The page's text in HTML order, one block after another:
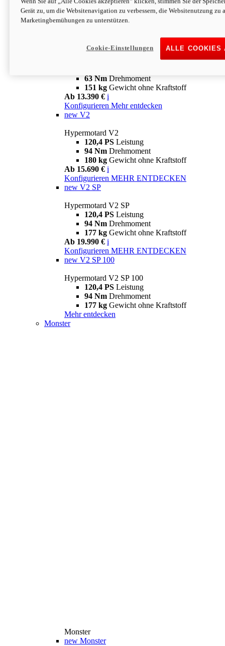
63 NmDrehmoment
151 kgGewicht ohne Kraftstoff
Ab 13.890 € i
63 Nm Drehmoment
151 kg Gewicht ohne Kraftstoff
Ab 13.390 € i
Konfigurieren Mehr entdecken
new V2
Hypermotard V2
120,4 PS Leistung
94 Nm Drehmoment
180 kg Gewicht ohne Kraftstoff
Ab 15.690 € i
Konfigurieren MEHR ENTDECKEN
new V2 SP
Hypermotard V2 SP
120,4 PS Leistung
94 Nm Drehmoment
177 kg Gewicht ohne Kraftstoff
Ab 19.990 € i
Konfigurieren MEHR ENTDECKEN
new V2 SP 100
Hypermotard V2 SP 100
120,4 PS Leistung
94 Nm Drehmoment
177 kg Gewicht ohne Kraftstoff
Mehr entdecken
Monster
Monster
new Monster
Gerät zu, um die Websitenavigation zu verbessern, die Websitenutzung zu
Marketingbemühungen zu unterstützen.
ALLE COOKIES
Cookie-Einstellungen